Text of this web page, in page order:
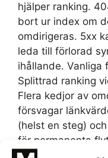
hjälper ranking.
bort ur index om
omdirigeras. 5xx
leda till förlorad
ihållande. Vanliga
Splittrad ranking
Flera kedjor av
försvagar
(helst en steg)
för permanenta
viktiga sidor